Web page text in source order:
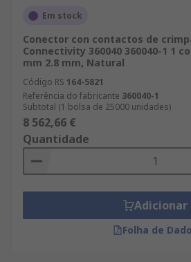
Em stock
Conector con contactos de
Connectivity 360040 360040-1 1
mm 2.8 mm, Natural
Código RS 164-5821
Referência do fabricante 360040-1
Subtotal (1 bolsa de 25000 unidades)
8 562,66 €
Quantidade
Adicionar
Folha de